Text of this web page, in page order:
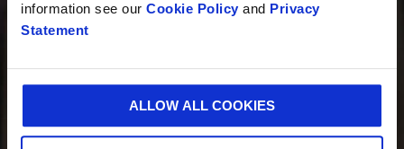
information see our Cookie Policy and Privacy
Statement
ALLOW ALL COOKIES
INOVACE